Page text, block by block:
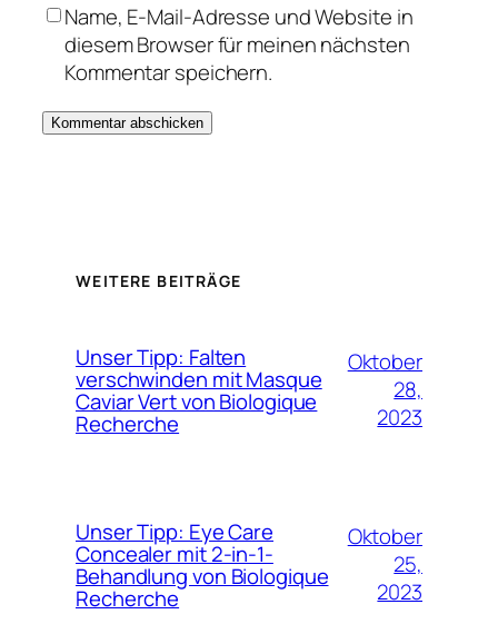
Name, E-Mail-Adresse und Website in
diesem Browser für meinen nächsten
Kommentar speichern.
WEITERE BEITRÄGE
Unser Tipp: Falten
verschwinden mit Masque
Caviar Vert von Biologique
Recherche
Oktober
28,
2023
Unser Tipp: Eye Care
Concealer mit 2-in-1-
Behandlung von Biologique
Recherche
Oktober
25,
2023